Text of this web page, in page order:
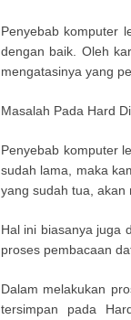
Penyebab komputer
dengan baik. Oleh
mengatasinya yang
Masalah Pada Hard
Penyebab komputer
sudah lama, maka
yang sudah tua, akan
Hal ini biasanya juga
proses pembacaan
Dalam melakukan
tersimpan pada